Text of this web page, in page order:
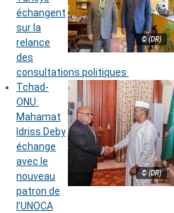
© (DR)
échangent
sur la
relance
des
consultations politiques
© (DR)
Tchad-
ONU:
Mahamat
Idriss Deby
échange
avec le
nouveau
patron de
l’UNOCA